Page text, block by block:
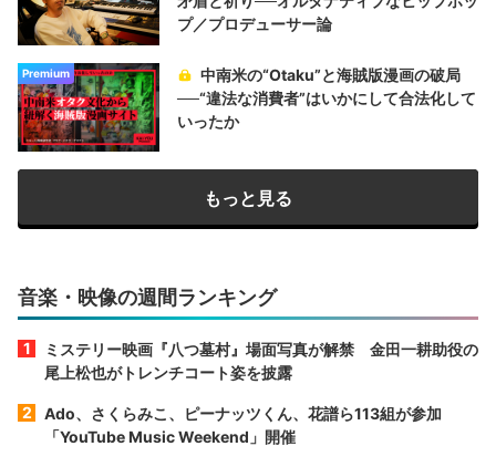
プ／プロデューサー論
Premium
中南米の“Otaku”と海賊版漫画の破局
──“違法な消費者”はいかにして合法化して
いったか
もっと見る
音楽・映像の週間ランキング
ミステリー映画『八つ墓村』場面写真が解禁 金田一耕助役の
尾上松也がトレンチコート姿を披露
Ado、さくらみこ、ピーナッツくん、花譜ら113組が参加
「YouTube Music Weekend」開催